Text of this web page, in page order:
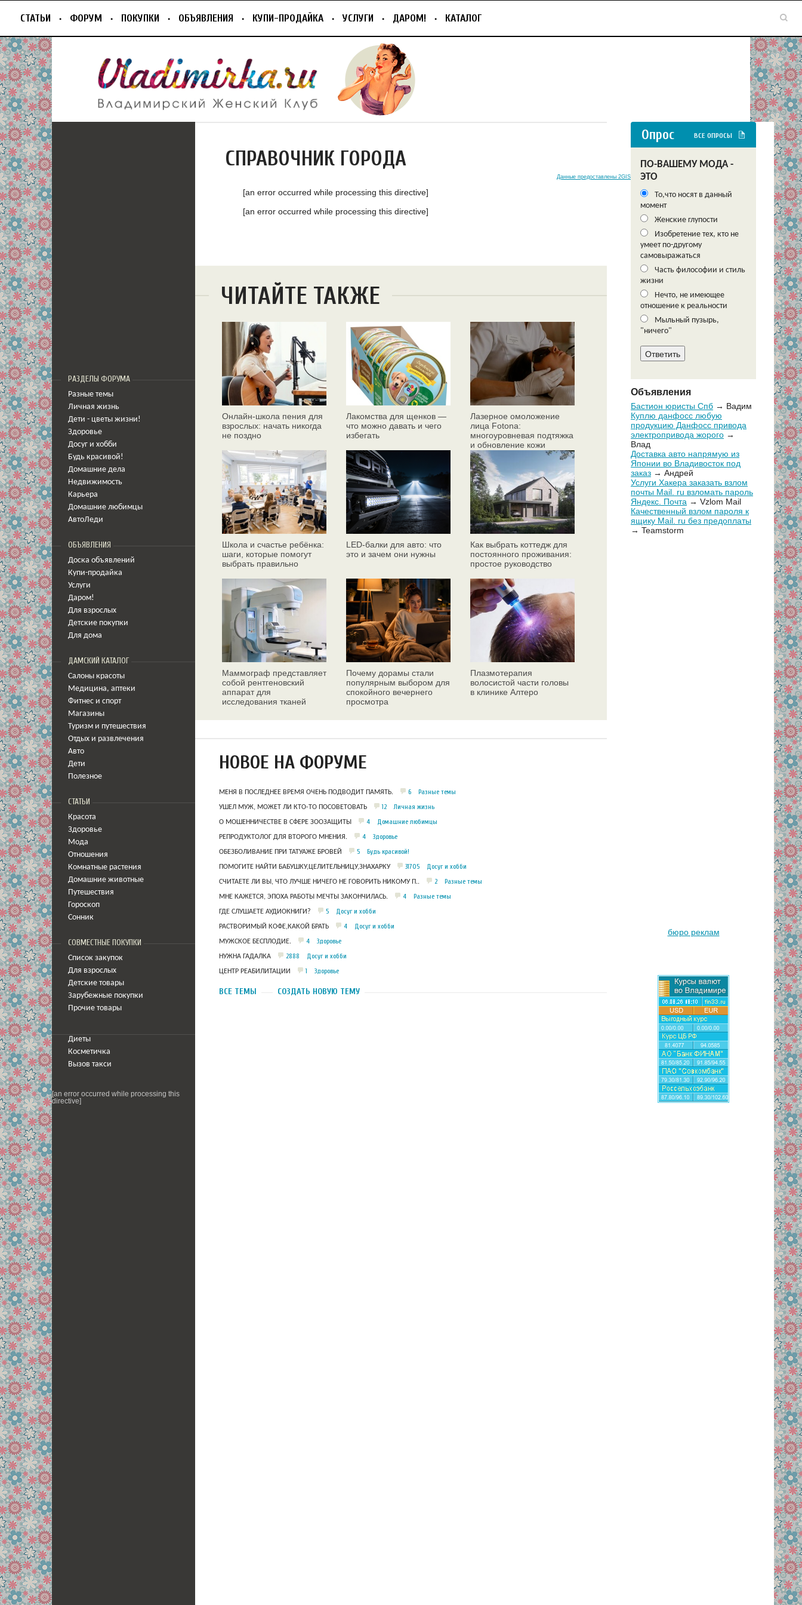
СТАТЬИ ФОРУМ ПОКУПКИ ОБЪЯВЛЕНИЯ КУПИ-ПРОДАЙКА УСЛУГИ ДАРОМ! КАТАЛОГ
РАЗДЕЛЫ ФОРУМА
Разные темы
Личная жизнь
Дети - цветы жизни!
Здоровье
Досуг и хобби
Будь красивой!
Домашние дела
Недвижимость
Карьера
Домашние любимцы
АвтоЛеди
ОБЪЯВЛЕНИЯ
Доска объявлений
Купи-продайка
Услуги
Даром!
Для взрослых
Детские покупки
Для дома
ДАМСКИЙ КАТАЛОГ
Салоны красоты
Медицина, аптеки
Фитнес и спорт
Магазины
Туризм и путешествия
Отдых и развлечения
Авто
Дети
Полезное
СТАТЬИ
Красота
Здоровье
Мода
Отношения
Комнатные растения
Домашние животные
Путешествия
Гороскоп
Сонник
СОВМЕСТНЫЕ ПОКУПКИ
Список закупок
Для взрослых
Детские товары
Зарубежные покупки
Прочие товары
Диеты
Косметичка
Вызов такси
[an error occurred while processing this
directive]
СПРАВОЧНИК ГОРОДА
Данные предоставлены 2GIS
[an error occurred while processing this directive]
[an error occurred while processing this directive]
ЧИТАЙТЕ ТАКЖЕ
Онлайн‑школа пения для
взрослых: начать никогда
не поздно
Лакомства для щенков —
что можно давать и чего
избегать
Лазерное омоложение
лица Fotona:
многоуровневая подтяжка
и обновление кожи
Школа и счастье ребёнка:
шаги, которые помогут
выбрать правильно
LED-балки для авто: что
это и зачем они нужны
Как выбрать коттедж для
постоянного проживания:
простое руководство
Маммограф представляет
собой рентгеновский
аппарат для
исследования тканей
Почему дорамы стали
популярным выбором для
спокойного вечернего
просмотра
Плазмотерапия
волосистой части головы
в клинике Алтеро
НОВОЕ НА ФОРУМЕ
МЕНЯ В ПОСЛЕДНЕЕ ВРЕМЯ ОЧЕНЬ ПОДВОДИТ ПАМЯТЬ. 6 Разные темы
УШЕЛ МУЖ, МОЖЕТ ЛИ КТО-ТО ПОСОВЕТОВАТЬ 12 Личная жизнь
О МОШЕННИЧЕСТВЕ В СФЕРЕ ЗООЗАЩИТЫ 4 Домашние любимцы
РЕПРОДУКТОЛОГ ДЛЯ ВТОРОГО МНЕНИЯ. 4 Здоровье
ОБЕЗБОЛИВАНИЕ ПРИ ТАТУАЖЕ БРОВЕЙ 5 Будь красивой!
ПОМОГИТЕ НАЙТИ БАБУШКУ,ЦЕЛИТЕЛЬНИЦУ,ЗНАХАРКУ 31705 Досуг и хобби
СЧИТАЕТЕ ЛИ ВЫ, ЧТО ЛУЧШЕ НИЧЕГО НЕ ГОВОРИТЬ НИКОМУ П.. 2 Разные темы
МНЕ КАЖЕТСЯ, ЭПОХА РАБОТЫ МЕЧТЫ ЗАКОНЧИЛАСЬ. 4 Разные темы
ГДЕ СЛУШАЕТЕ АУДИОКНИГИ? 5 Досуг и хобби
РАСТВОРИМЫЙ КОФЕ,КАКОЙ БРАТЬ 4 Досуг и хобби
МУЖСКОЕ БЕСПЛОДИЕ. 4 Здоровье
НУЖНА ГАДАЛКА 2888 Досуг и хобби
ЦЕНТР РЕАБИЛИТАЦИИ 1 Здоровье
ВСЕ ТЕМЫ СОЗДАТЬ НОВУЮ ТЕМУ
Опрос ВСЕ ОПРОСЫ
ПО-ВАШЕМУ МОДА -
ЭТО
То,что носят в данный
момент
Женские глупости
Изобретение тех, кто не
умеет по-другому
самовыражаться
Часть философии и стиль
жизни
Нечто, не имеющее
отношение к реальности
Мыльный пузырь,
"ничего"
Объявления
Бастион юристы Спб → Вадим
Куплю данфосс любую
продукцию Данфосс привода
электропривода жорого →
Влад
Доставка авто напрямую из
Японии во Владивосток под
заказ → Андрей
Услуги Хакера заказать взлом
почты Mail. ru взломать пароль
Яндекс. Почта → Vzlom Mail
Качественный взлом пароля к
ящику Mail. ru без предоплаты
→ Teamstorm
бюро реклам